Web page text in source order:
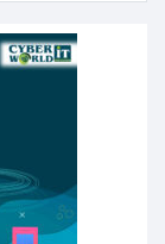
পিডিবির